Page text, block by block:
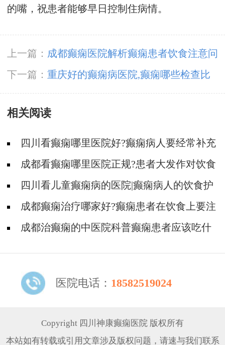
的嘴，祝患者能够早日控制住病情。
上一篇： 成都癫痫医院解析癫痫患者饮食注意问
题?
下一篇： 重庆好的癫痫病医院,癫痫哪些检查比
较好?
相关阅读
四川看癫痫哪里医院好?癫痫病人要经常补充
营养物质!
成都看癫痫哪里医院正规?患者大发作对饮食
有什么要求?
四川看儿童癫痫病的医院|癫痫病人的饮食护
理是怎么样的?
成都癫痫治疗哪家好?癫痫患者在饮食上要注
意什么?
成都治癫痫的中医院科普癫痫患者应该吃什
医院电话： 18582519024
Copyright 四川神康癫痫医院 版权所有
本站如有转载或引用文章涉及版权问题，请速与我们联系